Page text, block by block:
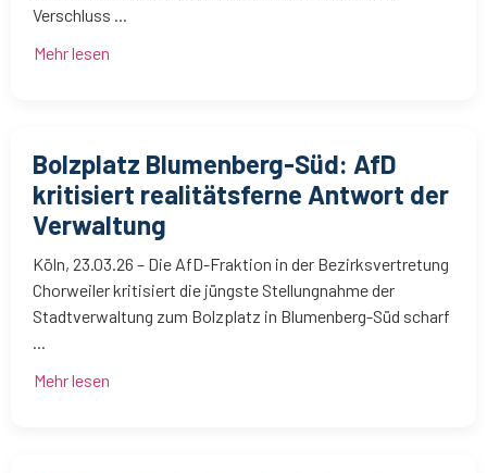
Verschluss ...
Mehr lesen
Bolzplatz Blumenberg-Süd: AfD
kritisiert realitätsferne Antwort der
Verwaltung
Köln, 23.03.26 – Die AfD-Fraktion in der Bezirksvertretung
Chorweiler kritisiert die jüngste Stellungnahme der
Stadtverwaltung zum Bolzplatz in Blumenberg-Süd scharf
Mehr lesen